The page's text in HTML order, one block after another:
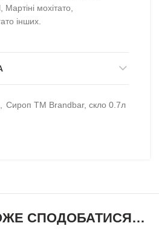
мохітато,
інших.
Сироп TM Brandbar, скло 0.7л
СПОДОБАТИСЯ…